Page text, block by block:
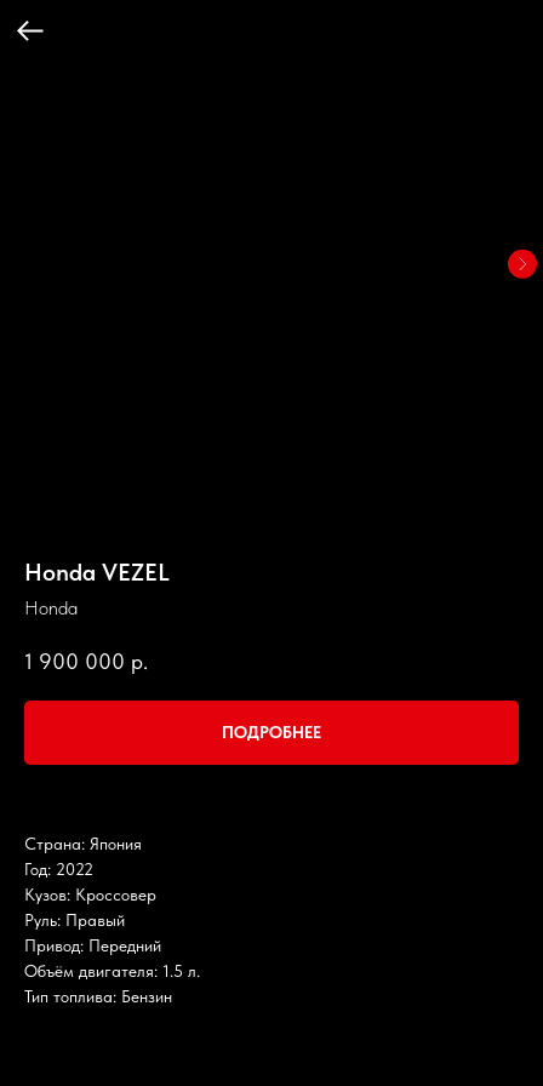
Honda VEZEL
Honda
1 900 000 р.
ПОДРОБНЕЕ
Страна: Япония
Год: 2022
Кузов: Кроссовер
Руль: Правый
Привод: Передний
Объём двигателя: 1.5 л.
Тип топлива: Бензин